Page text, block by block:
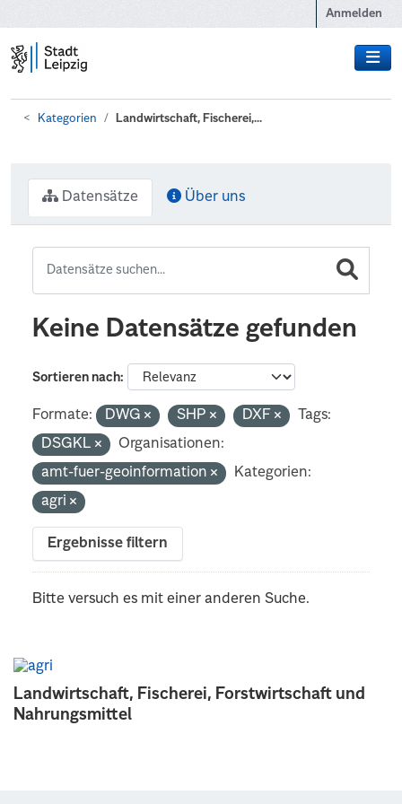
Anmelden
Kategorien Landwirtschaft, Fischerei,...
Landwirtschaft, Fischerei, Forstwirtschaft und
Nahrungsmittel
Datensätze Über uns
Keine Datensätze gefunden
Sortieren nach
Formate: DWG SHP DXF
Tags:
DSGKL
Organisationen:
amt-fuer-geoinformation
Kategorien:
agri
Ergebnisse filtern
Bitte versuch es mit einer anderen Suche.